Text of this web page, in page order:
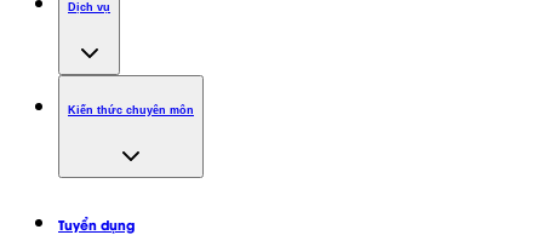
Dịch vụ
Kiến thức chuyên môn
Tuyển dụng